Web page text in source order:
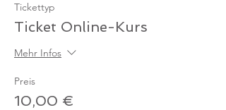
Tickettyp
Ticket Online-Kurs
Mehr Infos
Preis
10,00 €